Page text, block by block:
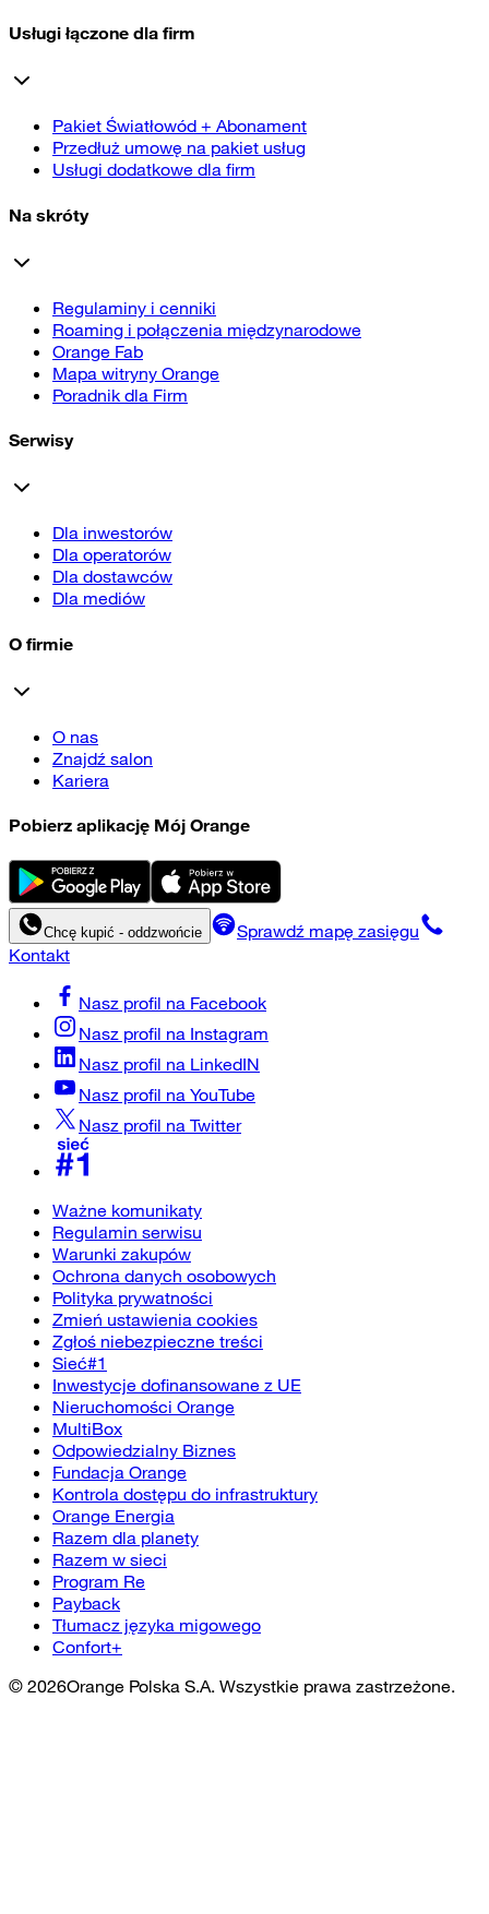
Usługi łączone dla firm
Pakiet Światłowód + Abonament
Przedłuż umowę na pakiet usług
Usługi dodatkowe dla firm
Na skróty
Regulaminy i cenniki
Roaming i połączenia międzynarodowe
Orange Fab
Mapa witryny Orange
Poradnik dla Firm
Serwisy
Dla inwestorów
Dla operatorów
Dla dostawców
Dla mediów
O firmie
O nas
Znajdź salon
Kariera
Pobierz aplikację Mój Orange
Chcę kupić - oddzwońcie
Sprawdź mapę zasięgu
Kontakt
Nasz profil na Facebook
Nasz profil na Instagram
Nasz profil na LinkedIN
Nasz profil na YouTube
Nasz profil na Twitter
Ważne komunikaty
Regulamin serwisu
Warunki zakupów
Ochrona danych osobowych
Polityka prywatności
Zmień ustawienia cookies
Zgłoś niebezpieczne treści
Sieć#1
Inwestycje dofinansowane z UE
Nieruchomości Orange
MultiBox
Odpowiedzialny Biznes
Fundacja Orange
Kontrola dostępu do infrastruktury
Orange Energia
Razem dla planety
Razem w sieci
Program Re
Payback
Tłumacz języka migowego
Confort+
© 2026Orange Polska S.A. Wszystkie prawa zastrzeżone.